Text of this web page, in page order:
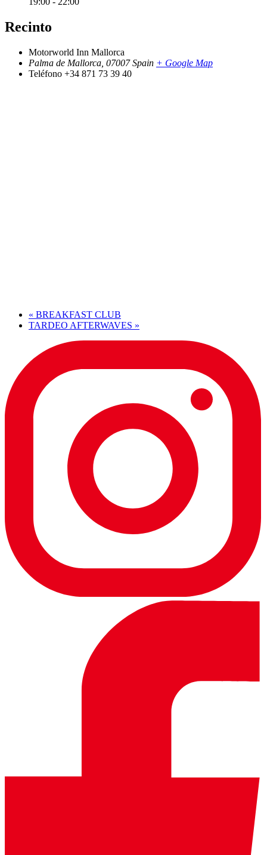
Recinto
Motorworld Inn Mallorca
Palma de Mallorca 07007 Spain + Google Map
Teléfono +34 871 73 39 40
« BREAKFAST CLUB
TARDEO AFTERWAVES »